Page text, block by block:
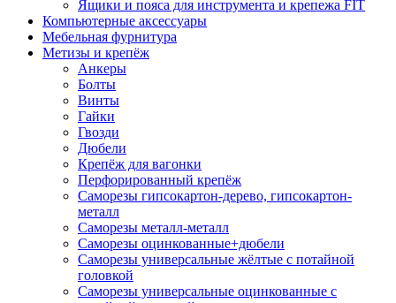
Ящики и пояса для инструмента и крепежа FIT
Компьютерные аксессуары
Мебельная фурнитура
Метизы и крепёж
Анкеры
Болты
Винты
Гайки
Гвозди
Дюбели
Крепёж для вагонки
Перфорированный крепёж
Саморезы гипсокартон-дерево, гипсокартон-
металл
Саморезы металл-металл
Саморезы оцинкованные+дюбели
Саморезы универсальные жёлтые с потайной
головкой
Саморезы универсальные оцинкованные с